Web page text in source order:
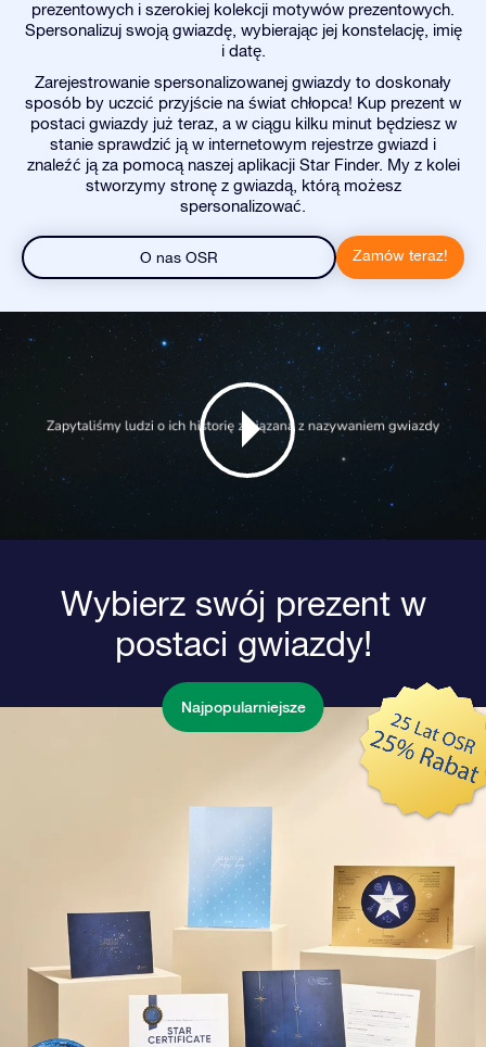
prezentowych i szerokiej kolekcji motywów prezentowych.
Spersonalizuj swoją gwiazdę, wybierając jej konstelację, imię
i datę.
Zarejestrowanie spersonalizowanej gwiazdy to doskonały
sposób by uczcić przyjście na świat chłopca! Kup prezent w
postaci gwiazdy już teraz, a w ciągu kilku minut będziesz w
stanie sprawdzić ją w internetowym rejestrze gwiazd i
znaleźć ją za pomocą naszej aplikacji Star Finder. My z kolei
stworzymy stronę z gwiazdą, którą możesz
spersonalizować.
O nas OSR Zamów teraz!
Wybierz swój prezent w
postaci gwiazdy!
Najpopularniejsze